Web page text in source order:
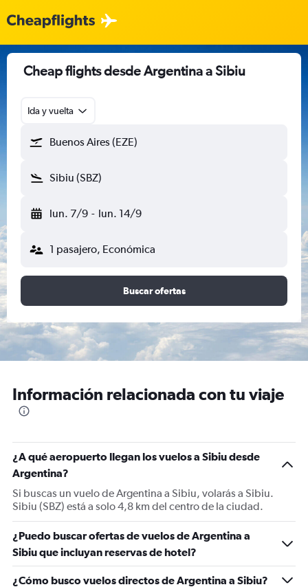
Cheap flights desde Argentina a Sibiu
Ida y vuelta
Buenos Aires (EZE)
Sibiu (SBZ)
lun. 7/9 - lun. 14/9
1 pasajero, Económica
Buscar ofertas
Información relacionada con tu viaje
¿A qué aeropuerto llegan los vuelos a Sibiu desde
Argentina?
Si buscas un vuelo de Argentina a Sibiu, volarás a Sibiu.
Sibiu (SBZ) está a solo 4,8 km del centro de la ciudad.
¿Puedo buscar ofertas de vuelos de Argentina a
Sibiu que incluyan reservas de hotel?
¿Cómo busco vuelos directos de Argentina a Sibiu?